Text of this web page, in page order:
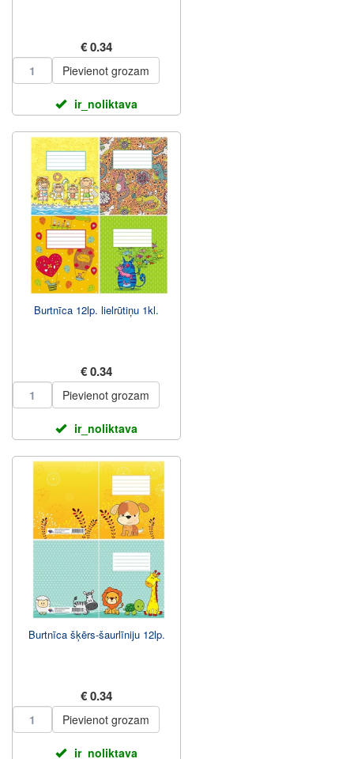
€ 0.34
Pievienot grozam
ir_noliktava
Burtnīca 12lp. lielrūtiņu 1kl.
€ 0.34
Pievienot grozam
ir_noliktava
Burtnīca šķērs-šaurlīniju 12lp.
€ 0.34
Pievienot grozam
ir_noliktava